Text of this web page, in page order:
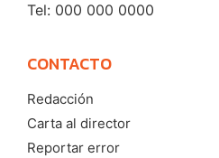
Tel: 000 000 0000
CONTACTO
Redacción
Carta al director
Reportar error